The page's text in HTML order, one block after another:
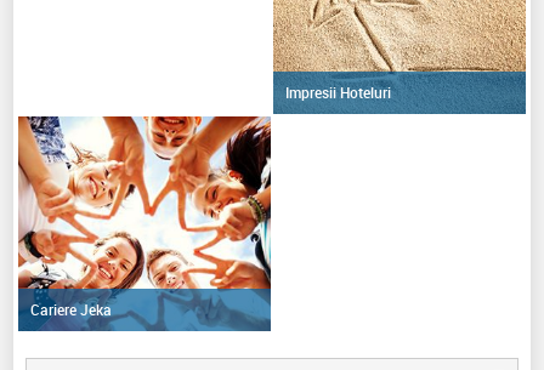
Impresii Hoteluri
Cariere Jeka